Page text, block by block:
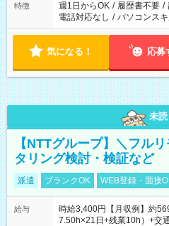
特徴 週1日からOK / 履歴書不要 /
電話対応なし / パソコンス
気になる！ 応募
未読
【NTTグループ】＼フル
タリング検討・検証など
派遣 ブランクOK WEB登録・面接
給与
時給3,400円【月収例】約
7.50h×21日+残業10h）+交